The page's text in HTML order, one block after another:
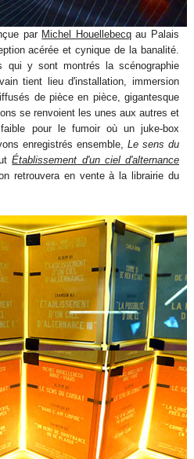
par Michel Houellebecqau Palais
acérée et cynique de la banalité.
qui y sont montrés la scénographie
tient lieu d'installation, immersion
de pièce en pièce, gigantesque
se renvoient les unes aux autres et
pour le fumoir où un juke-box
enregistrés ensemble, Le sens du
Établissement d'un ciel d'alternance
retrouvera en vente à la librairie du